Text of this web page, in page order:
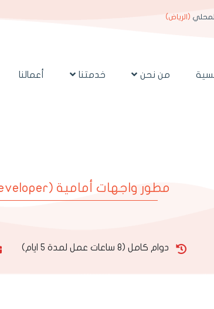
(الرياض)
من نحن خدمتنا أعمالنا
مطور واجهات أمامية (Front End Developer)
دوام كامل (8 ساعات عمل لمدة 5 ايام)